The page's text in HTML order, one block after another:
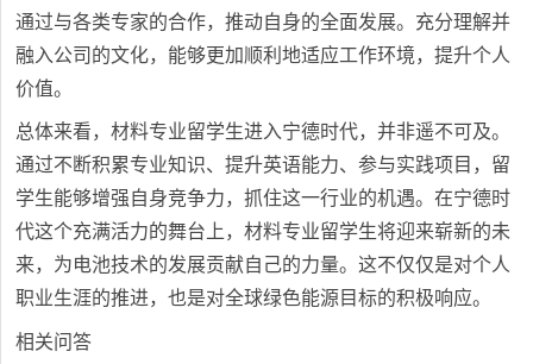
通过与各类专家的合作，推动自身的全面发展。充分理解并
融入公司的文化，能够更加顺利地适应工作环境，提升个人
价值。
总体来看，材料专业留学生进入宁德时代，并非遥不可及。
通过不断积累专业知识、提升英语能力、参与实践项目，留
学生能够增强自身竞争力，抓住这一行业的机遇。在宁德时
代这个充满活力的舞台上，材料专业留学生将迎来崭新的未
来，为电池技术的发展贡献自己的力量。这不仅仅是对个人
职业生涯的推进，也是对全球绿色能源目标的积极响应。
相关问答